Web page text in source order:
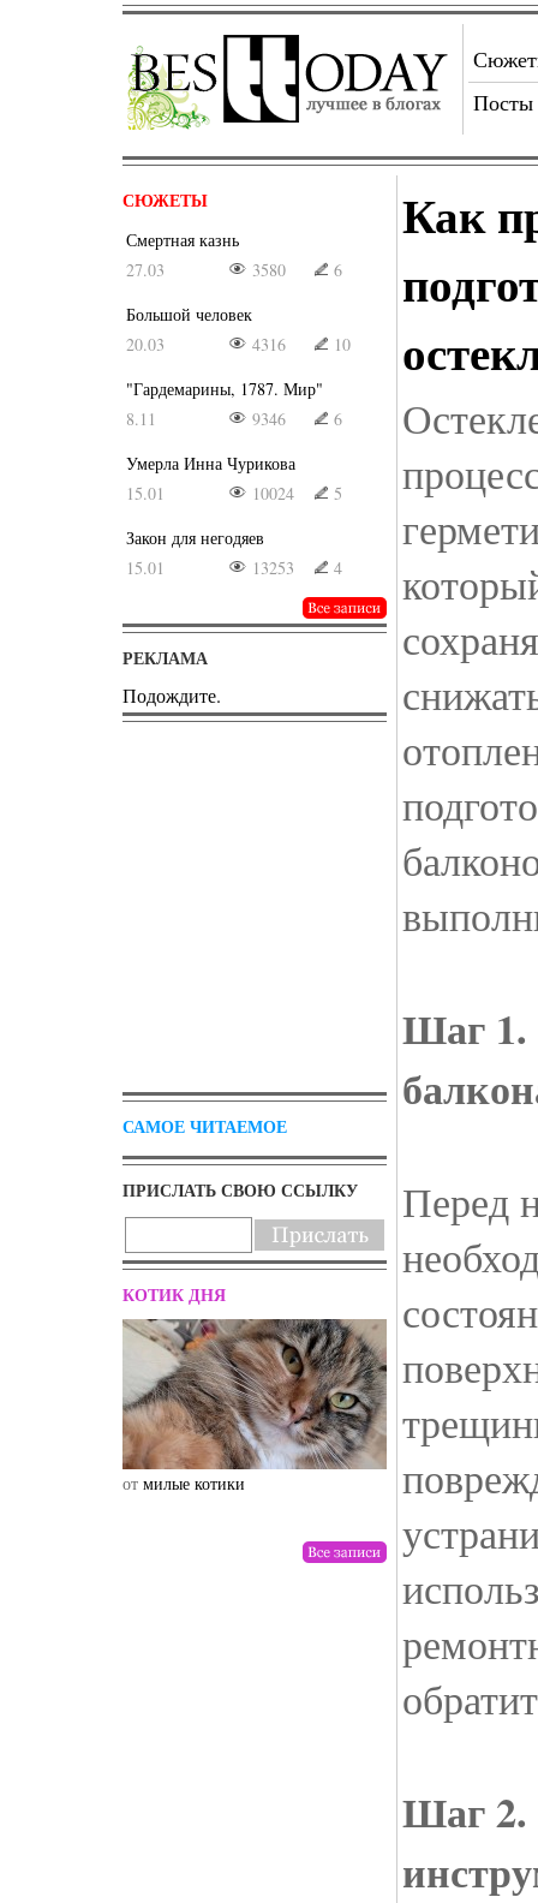
Посты
СЮЖЕТЫ
Смертная казнь
27.03
3580
6
Большой человек
20.03
4316
10
"Гардемарины, 1787. Мир"
8.11
9346
6
Умерла Инна Чурикова
15.01
10024
5
Закон для негодяев
15.01
13253 4
РЕКЛАМА
Подождите.
САМОЕ ЧИТАЕМОЕ
ПРИСЛАТЬ СВОЮ ССЫЛКУ
КОТИК ДНЯ
от милые котики от drunktwi
Как
Шаг 1.
Перед
Шаг 2.